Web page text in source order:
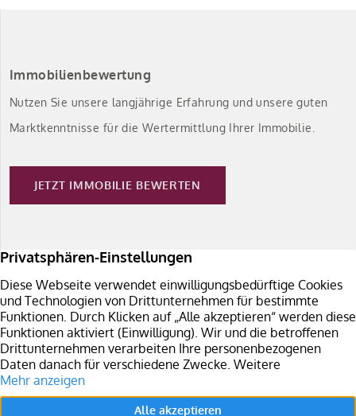
Immobilienbewertung
Nutzen Sie unsere langjährige Erfahrung und unsere guten
Marktkenntnisse für die Wertermittlung Ihrer Immobilie.
JETZT IMMOBILIE BEWERTEN
Immobilie verkaufen
Sie planen den Verkauf Ihrer Immobilie in Südbaden?
Überzeugen Sie sich von unseren Leistungen.